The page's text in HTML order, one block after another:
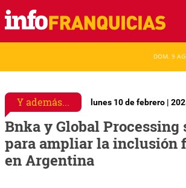
DOM. 9
Y además... lunes 10 de febrero |
Bnka y Global Processing
para ampliar la inclusión
en Argentina